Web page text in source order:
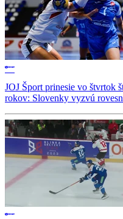
JOJ Šport prinesie vo štvrtok
rokov: Slovenky vyzvú